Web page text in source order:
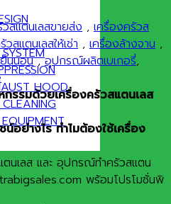
HOOD
สแตนเลสขายส่ง , เครื่องครัวส
วสแตนเลสให้เช่า , เครื่องล้างจาน ,
นนอน,อุปกรณ์ผลิตเบเกอรี่,
รรมด้วยเครื่องครัวสแตนเลส
อย่างไร ทำไมต้องใช้เครื่อง
ตนเลส และ อุปกรณ์ทำครัวสแตน
พร้อมโปรโมชั่นพิ